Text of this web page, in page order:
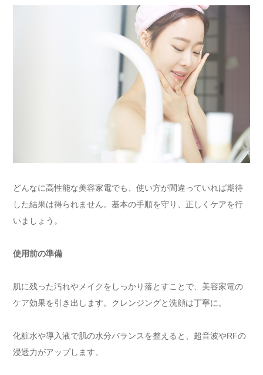
どんなに高性能な美容家電でも、使い方が間違っていれば期待
した結果は得られません。基本の手順を守り、正しくケアを行
いましょう。
使用前の準備
肌に残った汚れやメイクをしっかり落とすことで、美容家電の
ケア効果を引き出します。クレンジングと洗顔は丁寧に。
化粧水や導入液で肌の水分バランスを整えると、超音波やRFの
浸透力がアップします。